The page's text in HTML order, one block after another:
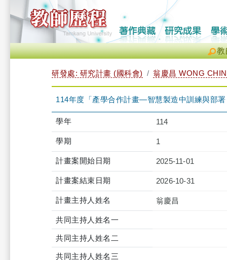
教
研發處: 研究計畫 (國科會) 翁慶昌 WONG
114年度「產學合作計畫—智慧製造中訓練與部
學年 114
學期 1
計畫案開始日期 2025-11-01
計畫案結束日期 2026-10-31
計畫主持人姓名 翁慶昌
共同主持人姓名一
共同主持人姓名二
共同主持人姓名三